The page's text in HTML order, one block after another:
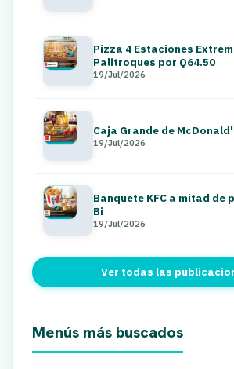
Pizza 4 Estaciones
Palitroques por Q64.50
19/Jul/2026
Caja Grande de
19/Jul/2026
Banquete KFC a mitad de
Bi
19/Jul/2026
Ver todas las
Menús más buscados